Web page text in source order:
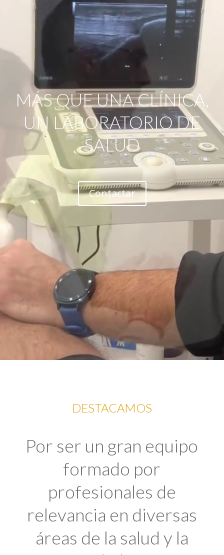
MÁS QUE UNA CLÍNICA,
UN LABORATORIO DE
SALUD
Contactar
DESTACAMOS
Por ser un gran equipo
formado por
profesionales de
relevancia en diversas
áreas de la salud y la